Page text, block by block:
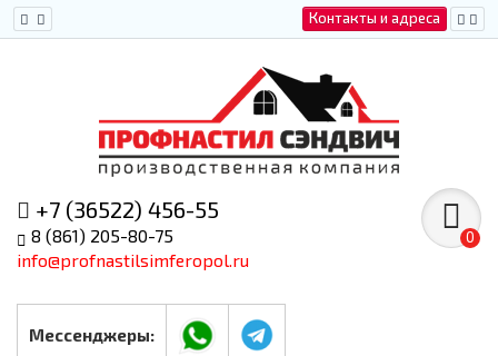
Контакты и адреса
+7 (36522) 456-55
8 (861) 205-80-75
info@profnastilsimferopol.ru
Мессенджеры:
0